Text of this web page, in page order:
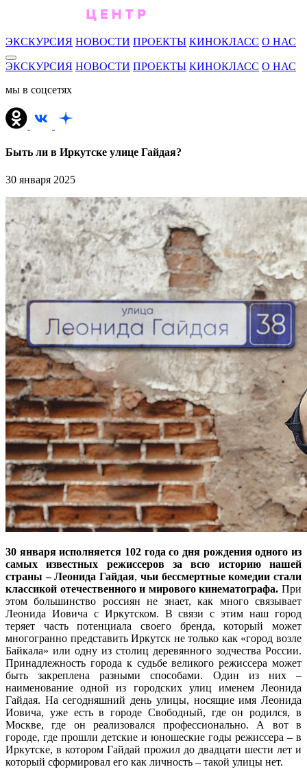
ЭКСКУРСИЯ НОВОСТИ ПРОЕКТЫ КИНОКЛАСС О НАС
ЭКСКУРСИЯ НОВОСТИ ПРОЕКТЫ КИНОКЛАСС О НАС
мы в соцсетях
Быть ли в Иркутске улице Гайдая?
30 января 2025
30 января исполняется 102 года со дня рождения одного из
самых известных режиссеров за всю историю нашей
страны – Леонида Гайдая, чьи бессмертные комедии стали
классикой отечественного и мирового кинематографа. При
этом большинство россиян не знает, как много связывает
Леонида Иовича с Иркутском. В связи с этим наш город
теряет часть потенциала своего бренда, который может
многогранно представить Иркутск не только как «город возле
Байкала» или одну из столиц деревянного зодчества России.
Принадлежность города к судьбе великого режиссера может
быть закреплена разными способами. Один из них –
наименование одной из городских улиц именем Леонида
Гайдая. На сегодняшний день улицы, носящие имя Леонида
Иовича, уже есть в городе Свободный, где он родился, в
Москве, где он реализовался профессионально. А вот в
городе, где прошли детские и юношеские годы режиссера – в
Иркутске, в котором Гайдай прожил до двадцати шести лет и
который сформировал его как личность – такой улицы нет.